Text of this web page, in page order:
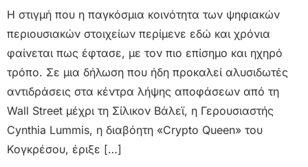
Η στιγμή που η παγκόσμια κοινότητα των ψηφιακών
περιουσιακών στοιχείων περίμενε εδώ και χρόνια
φαίνεται πως έφτασε, με τον πιο επίσημο και ηχηρό
τρόπο. Σε μια δήλωση που ήδη προκαλεί αλυσιδωτές
αντιδράσεις στα κέντρα λήψης αποφάσεων από τη
Wall Street μέχρι τη Σίλικον Βάλεϊ, η Γερουσιαστής
Cynthia Lummis, η διαβόητη «Crypto Queen» του
Κογκρέσου, έριξε […]